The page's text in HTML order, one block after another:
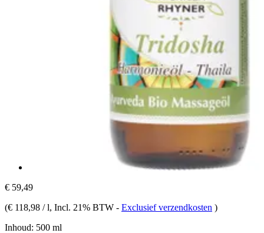
€ 59,49
(€ 118,98 / l, Incl. 21% BTW - Exclusief verzendkosten )
Inhoud: 500 ml